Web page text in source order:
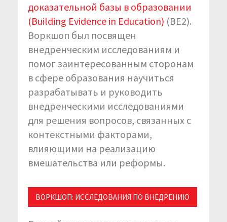
доказательной базы в образовании
(Building Evidence in Education) (BE2).
Воркшоп был посвящен
внедренческим исследованиям и
помог заинтересованным сторонам
в сфере образования научиться
разрабатывать и руководить
внедренческими исследованиями
для решения вопросов, связанных с
контекстными факторами,
влияющими на реализацию
вмешательства или реформы.
ВОРКШОП: ИССЛЕДОВАНИЯ ПО ВНЕДРЕНИЮ